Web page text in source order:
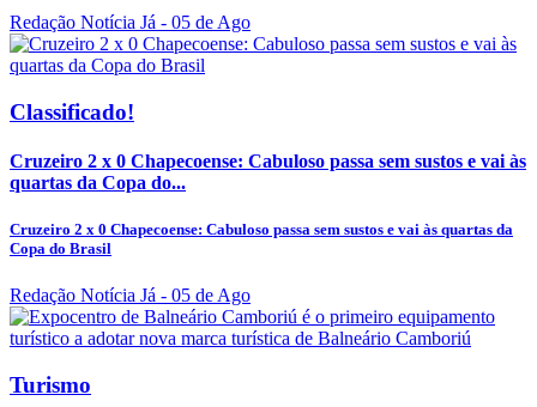
Redação Notícia Já - 05 de Ago
Classificado!
Cruzeiro 2 x 0 Chapecoense: Cabuloso passa sem sustos e vai às
quartas da Copa do...
Cruzeiro 2 x 0 Chapecoense: Cabuloso passa sem sustos e vai às quartas da
Copa do Brasil
Redação Notícia Já - 05 de Ago
Turismo